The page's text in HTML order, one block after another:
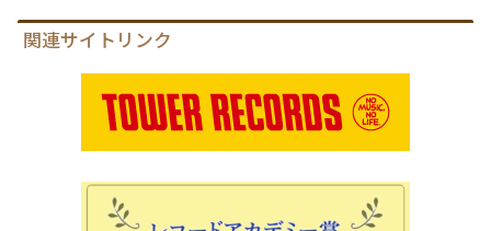
関連サイトリンク